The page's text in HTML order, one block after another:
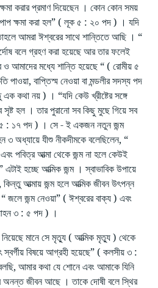
করার প্রমাণ দিয়েছেন । কোন কোন সময়
ক্ষমা করা হল” ( লূক ৫ : ২০ পদ ) । যদি
আমরা ঈশ্বরের সাথে শান্তিতে আছি । “
বলে গ্রহণ করা হয়েছে আর তার ফলেই
ও আমাদের মধ্যে শান্তি হয়েছে “ ( রোমীয় ৫
পাওয়া, বাপ্তিস্ম নেওয়া বা মন্ডলীর সদস্য পদ
কথা নয় ) । “যদি কেউ খ্রীষ্টের সঙ্গে
হল । তার পুরানো সব কিছু মুছে গিয়ে সব
৫ : ১৭ পদ ) । সে - ই একজন নতুন জন্ম
৩ অধ্যায়ে যীশু নীকদীমকে বলেছিলেন, “
পবিত্র আত্মা থেকে জন্ম না হলে কেউই
হচ্ছে আত্মিক জন্ম । স্বাভাবিক উপায়ে
আত্মায় জন্ম হলে আত্মিক জীবন উৎপন্ন
জলে জন্ম নেওয়া” ( ঈশ্বরের বাক্য ) এবং
৩ : ৫ পদ ) ।
মানে সে মৃত্যু ( আত্মিক মৃত্যু ) থেকে
স্বর্গীয় বিষয়ে আগ্রহী হয়েছে” ( কলসীয় ৩ :
আমার কথা যে শোনে এবং আমাকে যিনি
অনন্ত জীবন আছে । তাকে দোষী বলে স্থির